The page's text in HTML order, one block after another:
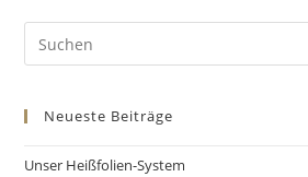
Neueste Beiträge
Unser Heißfolien-System